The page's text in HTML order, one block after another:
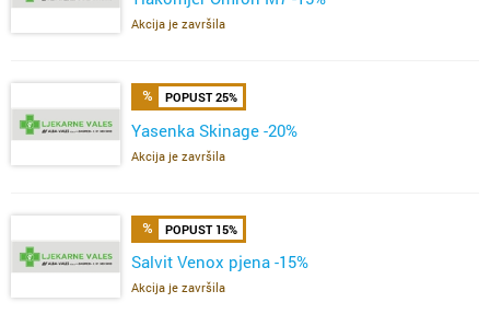
Akcija je završila
POPUST 25%
Yasenka Skinage -20%
Akcija je završila
POPUST 15%
Salvit Venox pjena -15%
Akcija je završila